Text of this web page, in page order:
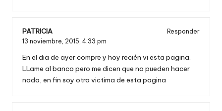
PATRICIA
Responder
13 noviembre, 2015, 4:33 pm
En el dia de ayer compre y hoy recién vi esta pagina.
LLame al banco pero me dicen que no pueden hacer
nada, en fin soy otra victima de esta pagina